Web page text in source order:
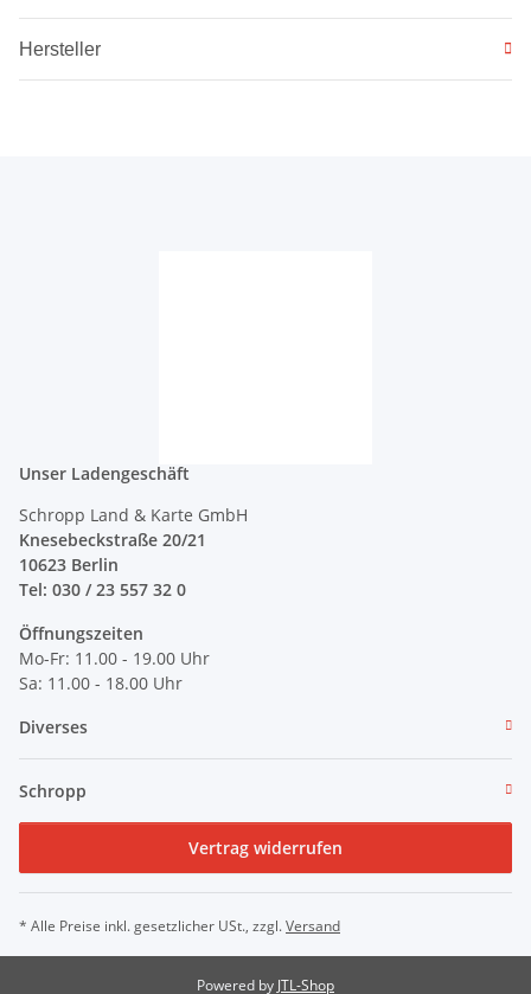
Hersteller
Unser Ladengeschäft
Schropp Land & Karte GmbH
Knesebeckstraße 20/21
10623 Berlin
Tel: 030 / 23 557 32 0
Öffnungszeiten
Mo-Fr: 11.00 - 19.00 Uhr
Sa: 11.00 - 18.00 Uhr
Diverses
Schropp
Vertrag widerrufen
* Alle Preise inkl. gesetzlicher USt., zzgl.Versand
Powered by JTL-Shop